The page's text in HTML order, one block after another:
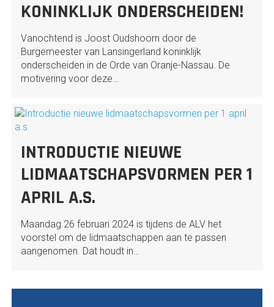
KONINKLIJK ONDERSCHEIDEN!
Vanochtend is Joost Oudshoorn door de
Burgemeester van Lansingerland koninklijk
onderscheiden in de Orde van Oranje-Nassau. De
motivering voor deze…
INTRODUCTIE NIEUWE
LIDMAATSCHAPSVORMEN PER 1
APRIL A.S.
Maandag 26 februari 2024 is tijdens de ALV het
voorstel om de lidmaatschappen aan te passen
aangenomen. Dat houdt in…